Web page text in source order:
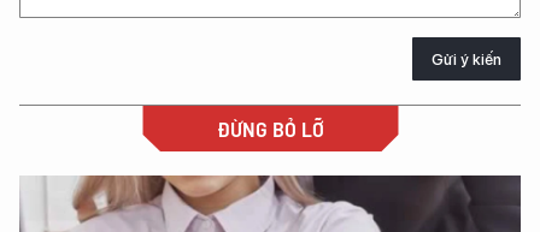
Gửi ý kiến
ĐỪNG BỎ LỠ